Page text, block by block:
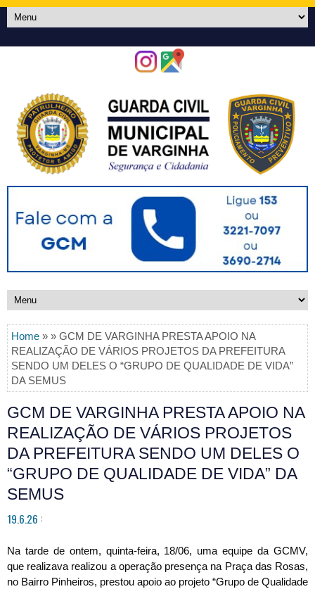
Home » » GCM DE VARGINHA PRESTA APOIO NA
REALIZAÇÃO DE VÁRIOS PROJETOS DA PREFEITURA
SENDO UM DELES O “GRUPO DE QUALIDADE DE VIDA”
DA SEMUS
GCM DE VARGINHA PRESTA APOIO NA
REALIZAÇÃO DE VÁRIOS PROJETOS
DA PREFEITURA SENDO UM DELES O
“GRUPO DE QUALIDADE DE VIDA” DA
SEMUS
19.6.26
Na tarde de ontem, quinta-feira, 18/06, uma equipe da GCMV,
que realizava realizou a operação presença na Praça das Rosas,
no Bairro Pinheiros, prestou apoio ao projeto “Grupo de Qualidade